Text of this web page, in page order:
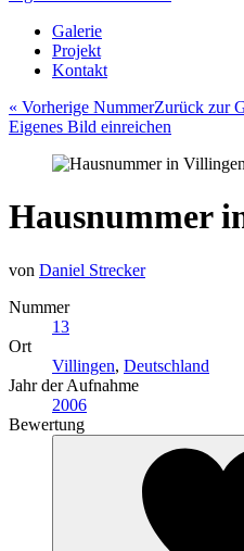
Galerie
Projekt
Kontakt
« Vorherige NummerZurück zur
Eigenes Bild einreichen
Hausnummer
von Daniel Strecker
Nummer
13
Ort
Villingen, Deutschland
Jahr der Aufnahme
2006
Bewertung